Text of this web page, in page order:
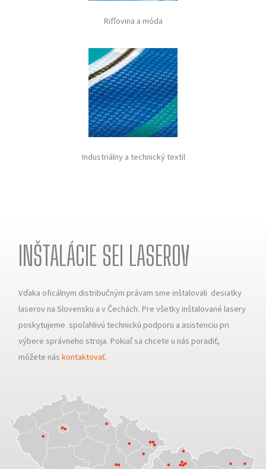
Rifľovina a móda
Industriálny a technický textil
INŠTALÁCIE SEI LASEROV
Vďaka oficálnym distribučným právam sme inštalovali desiatky
laserov na Slovensku a v Čechách. Pre všetky inštalované lasery
poskytujeme spoľahlivú technickú podporu a asistenciu pri
výbere správneho stroja. Pokiaľ sa chcete u nás poradiť,
môžete náskontaktovať.